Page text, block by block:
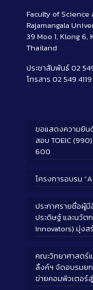
Faculty of Science
Rajamangala
39 Moo 1, Klong 6,
Thailand
ประชาสัมพันธ์ 02
โทรสาร 02 549 4119
ขอแสดงความยิ
สอบ TOEIC
600
โครงการอบรม
ประกาศรายชื่อผู้มี
ประดิษฐ์ และนวัต
Innovators) มุ่ง
คณะวิทยาศาสตร์
ลิ้งค์ฯ จัดอบรมยก
ข่ายคอมพิวเตอร์